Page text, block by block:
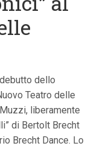
dello
Teatro delle
liberamente
di Bertolt Brecht
Brecht Dance. Lo